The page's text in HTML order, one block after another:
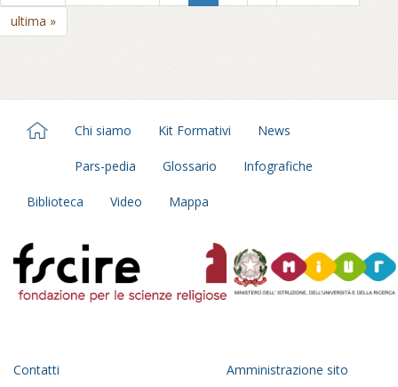
ultima »
Chi siamo Kit Formativi News
Pars-pedia Glossario Infografiche
Biblioteca Video Mappa
Contatti Amministrazione sito